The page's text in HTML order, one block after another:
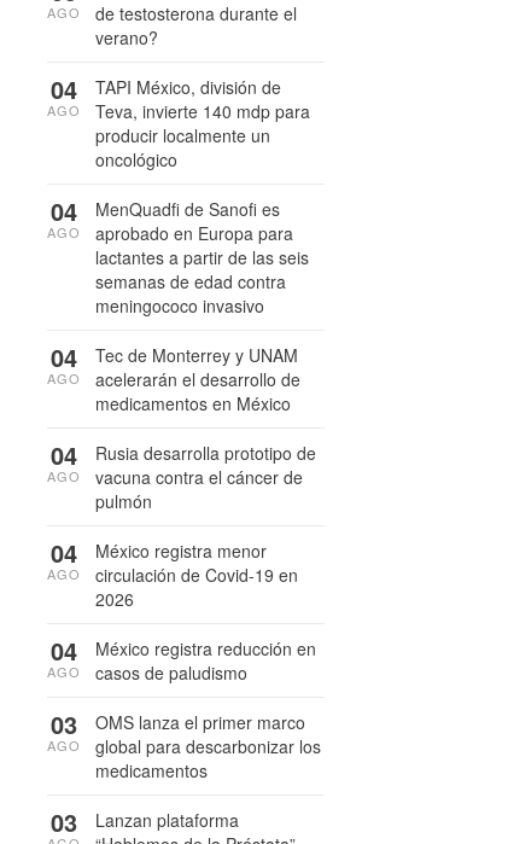
de testosterona durante el
verano?
AGO
TAPI México, división de
Teva, invierte 140 mdp para
producir localmente un
oncológico
04
AGO
MenQuadfi de Sanofi es
aprobado en Europa para
lactantes a partir de las seis
semanas de edad contra
meningococo invasivo
04
AGO
Tec de Monterrey y UNAM
acelerarán el desarrollo de
medicamentos en México
04
AGO
Rusia desarrolla prototipo de
vacuna contra el cáncer de
pulmón
04
AGO
México registra menor
circulación de Covid-19 en
2026
04
AGO
México registra reducción en
casos de paludismo
04
AGO
OMS lanza el primer marco
global para descarbonizar los
medicamentos
03
AGO
Lanzan plataforma
03